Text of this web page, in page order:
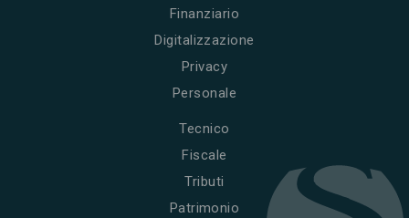
Finanziario
Digitalizzazione
Privacy
Personale
Tecnico
Fiscale
Tributi
Patrimonio